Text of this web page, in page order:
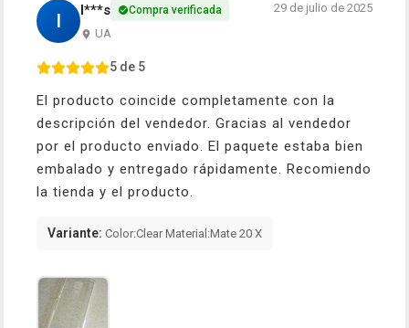
I I***s Compra verificada
UA
29 de julio de 2025
5 de 5
El producto coincide completamente con la
descripción del vendedor. Gracias al vendedor
por el producto enviado. El paquete estaba bien
embalado y entregado rápidamente. Recomiendo
la tienda y el producto.
Variante: Color:Clear Material:Mate 20 X